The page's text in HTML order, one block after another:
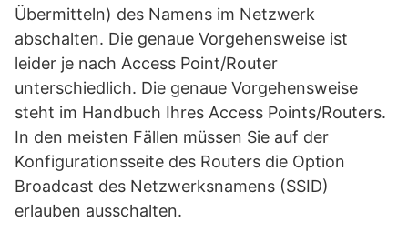
Übermitteln) des Namens im Netzwerk
abschalten. Die genaue Vorgehensweise ist
leider je nach Access Point/Router
unterschiedlich. Die genaue Vorgehensweise
steht im Handbuch Ihres Access Points/Routers.
In den meisten Fällen müssen Sie auf der
Konfigurationsseite des Routers die Option
Broadcast des Netzwerksnamens (SSID)
erlauben ausschalten.